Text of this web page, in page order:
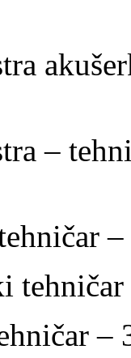
–
–